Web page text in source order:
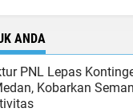
ANDA
PNL Lepas
Kobarkan